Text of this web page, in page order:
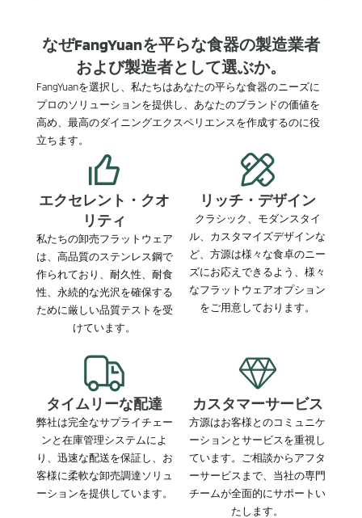
なぜFangYuanを平らな食器の製造業者
および製造者として選ぶか。
FangYuanを選択し、私たちはあなたの平らな食器のニーズに
プロのソリューションを提供し、あなたのブランドの価値を
高め、最高のダイニングエクスペリエンスを作成するのに役
立ちます。
エクセレント・クオ
リティ
私たちの卸売フラットウェア
は、高品質のステンレス鋼で
作られており、耐久性、耐食
性、永続的な光沢を確保する
ために厳しい品質テストを受
けています。
リッチ・デザイン
クラシック、モダンスタイ
ル、カスタマイズデザインな
ど、方源は様々な食卓のニー
ズにお応えできるよう、様々
なフラットウェアオプション
をご用意しております。
タイムリーな配達
弊社は完全なサプライチェー
ンと在庫管理システムによ
り、迅速な配送を保証し、お
客様に柔軟な卸売調達ソリュ
ーションを提供しています。
カスタマーサービス
方源はお客様とのコミュニケ
ーションとサービスを重視し
ています。ご相談からアフタ
ーサービスまで、当社の専門
チームが全面的にサポートい
たします。